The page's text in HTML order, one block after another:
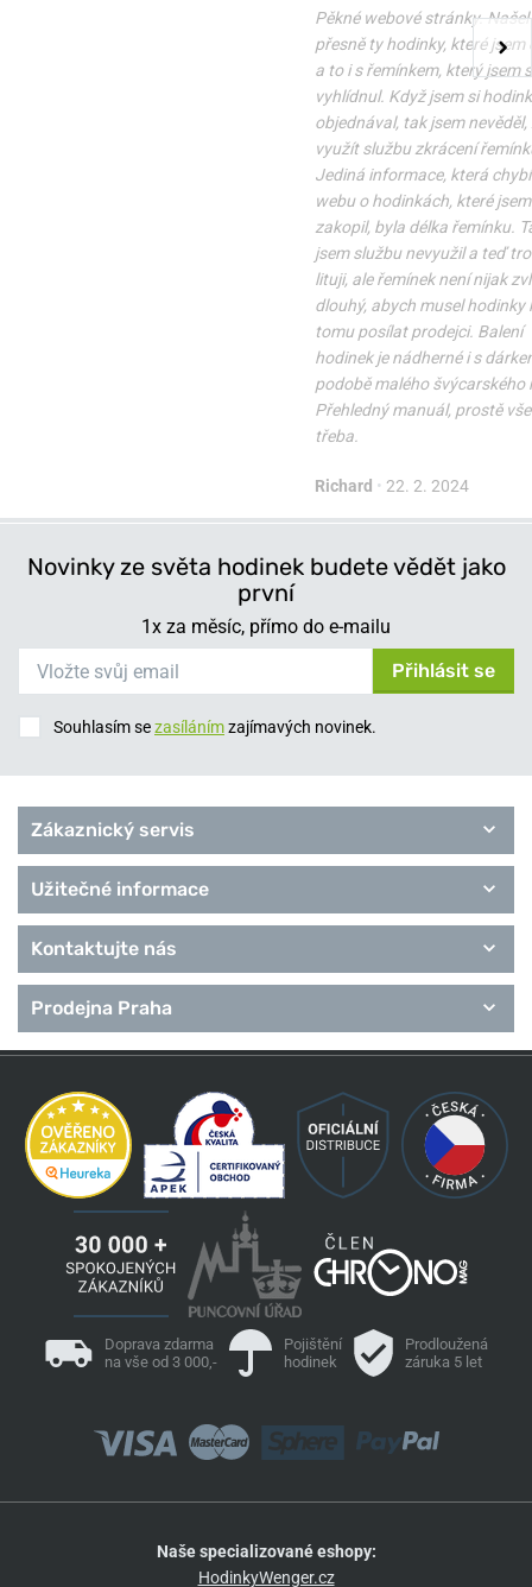
Pěkné webové stránky. Našel
přesně ty hodinky, které jsem
a to i s řemínkem, který jsem
vyhlídnul. Když jsem si
objednával, tak jsem nevěděl,
využít službu zkrácení
Jediná informace, která
webu o hodinkách, které
zakopil, byla délka řemínku.
jsem službu nevyužil a teď
lituji, ale řemínek není nijak
dlouhý, abych musel hodinky
tomu posílat prodejci. Balení
hodinek je nádherné i s
podobě malého švýcarského
Přehledný manuál, prostě
třeba.
Richard • 22. 2. 2024
Novinky ze světa hodinek budete vědět jako
první
1x za měsíc, přímo do e-mailu
Přihlásit se
Souhlasím sezasílánímzajímavých novinek.
Zákaznický servis
Užitečné informace
Kontaktujte nás
Prodejna Praha
Doprava zdarma
na vše od 3 000,-
Pojištění
hodinek
Prodloužená
záruka 5 let
Naše specializované eshopy:
HodinkyWenger.cz